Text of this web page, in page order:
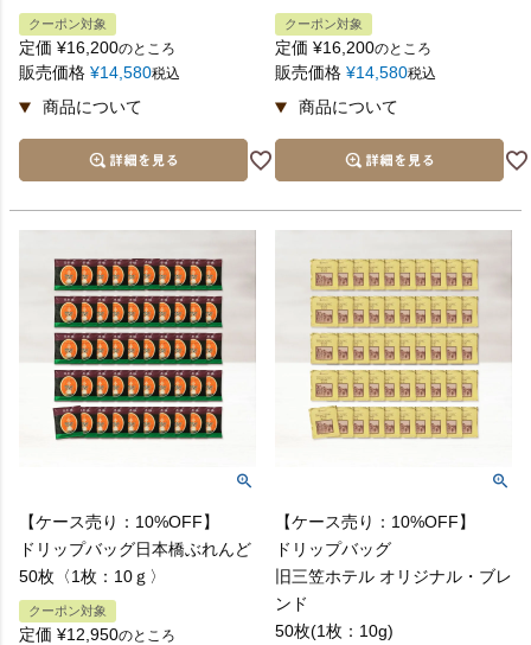
クーポン対象
定価 ¥16,200のところ
販売価格 ¥14,580税込
クーポン対象
定価 ¥16,200のところ
販売価格 ¥14,580税込
【ケース売り：10%OFF】
ドリップバッグ日本橋ぶれんど
50枚〈1枚：10ｇ〉
クーポン対象
定価 ¥12,950のところ
【ケース売り：10%OFF】
ドリップバッグ
旧三笠ホテル オリジナル・ブレ
ンド
50枚(1枚：10g)